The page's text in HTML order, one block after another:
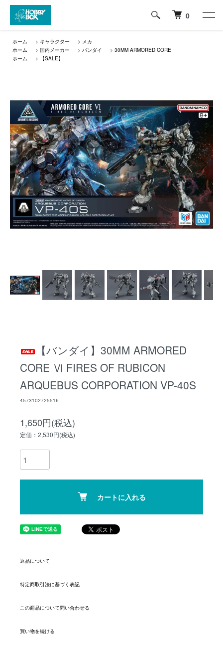
0
ホーム > キャラクター > メカ
ホーム
> 国内メーカー > バンダイ > 30MM ARMORED CORE
ホーム
> 【SALE】
【バンダイ】30MM ARMORED
CORE Ⅵ FIRES OF RUBICON
ARQUEBUS CORPORATION VP-40S
4573102725516
1,650円(税込)
定価：2,530円(税込)
カートに入れる
返品について
特定商取引法に基づく表記
この商品について問い合わせる
買い物を続ける